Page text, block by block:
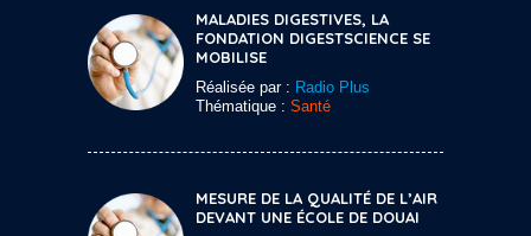
MALADIES DIGESTIVES, LA
FONDATION DIGESTSCIENCE SE
MOBILISE
Réalisée par : Radio Plus
Thématique : Santé
MESURE DE LA QUALITÉ DE L’AIR
DEVANT UNE ÉCOLE DE DOUAI